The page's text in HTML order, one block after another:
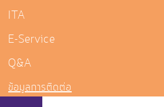
ITA
E-Service
Q&A
ข้อมูลการติดต่อ